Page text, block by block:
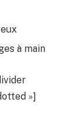
à main
»]